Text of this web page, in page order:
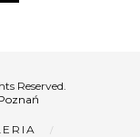
Reserved.